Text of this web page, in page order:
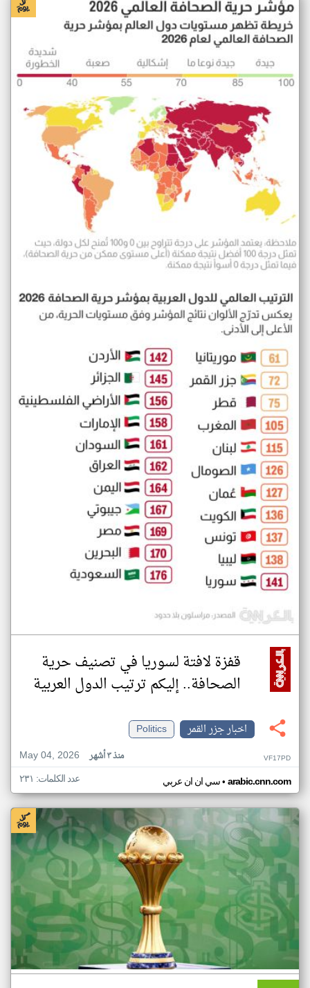
قفزة لافتة لسوريا في تصنيف حرية
الصحافة.. إليكم ترتيب الدول العربية
اخبار جزر القمر
Politics
May 04, 2026
منذ ٣ أشهر VF17PD
سي ان ان عربي• arabic.cnn.com عدد الكلمات: ٢٣١